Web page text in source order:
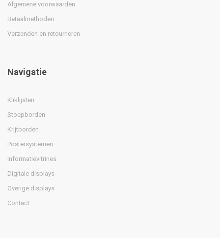
Algemene voorwaarden
Betaalmethoden
Verzenden en retourneren
Navigatie
Kliklijsten
Stoepborden
Krijtborden
Postersystemen
Informatievitrines
Digitale displays
Overige displays
Contact